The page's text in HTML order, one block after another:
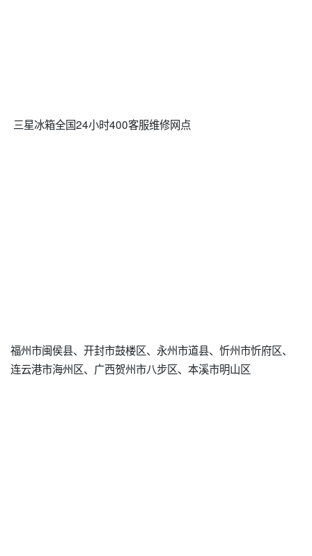
三星冰箱全国24小时400客服维修网点
福州市闽侯县、开封市鼓楼区、永州市道县、忻州市忻府区、
连云港市海州区、广西贺州市八步区、本溪市明山区